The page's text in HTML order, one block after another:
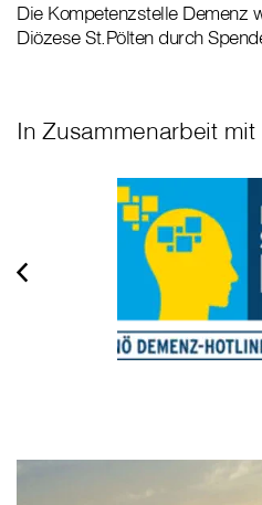
Die Kompetenzstelle Demenz
Diözese St.Pölten durch
In Zusammenarbeit mit